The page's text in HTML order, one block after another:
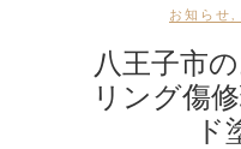
お知らせ
八王子市
リング傷
ド